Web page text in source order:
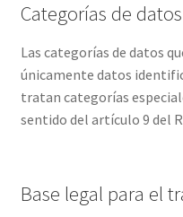
Categorías de
Las categorías de datos
únicamente datos
tratan categorías
sentido del artículo 9 del
Base legal para el